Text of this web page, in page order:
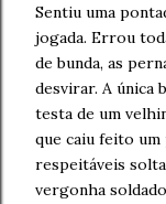
Sentiu uma
jogada. Errou
de bunda, as
desvirar. A única
testa de um
que caiu feito
respeitáveis
vergonha